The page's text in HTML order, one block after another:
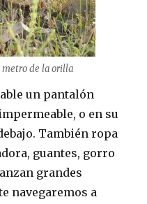
metro de la orilla
un pantalón
o en su
También ropa
guantes, gorro
grandes
navegaremos a